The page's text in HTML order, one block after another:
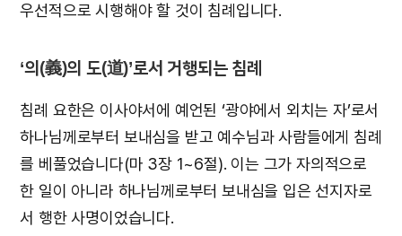
우선적으로 시행해야 할 것이 침례입니다.
‘의(義)의 도(道)’로서 거행되는 침례
침례 요한은 이사야서에 예언된 ‘광야에서 외치는 자’로서
하나님께로부터 보내심을 받고 예수님과 사람들에게 침례
를 베풀었습니다(마 3장 1~6절). 이는 그가 자의적으로
한 일이 아니라 하나님께로부터 보내심을 입은 선지자로
서 행한 사명이었습니다.